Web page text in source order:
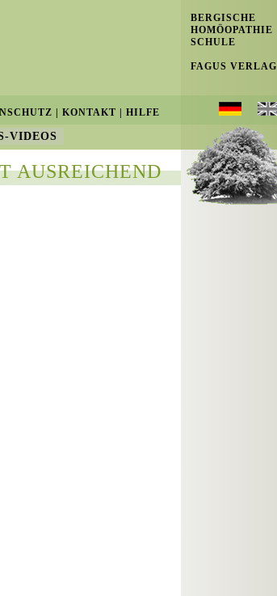
VIDEOS
BERGISCHE
HOMÖOPATHIE
SCHULE
FAGUS VERLAG
KONTAKT HILFE
AUSREICHEND